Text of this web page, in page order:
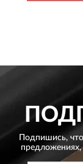
Подпишись,
предложениях,